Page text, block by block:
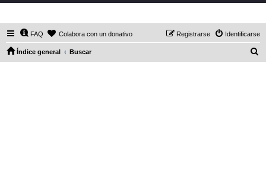
FAQ Colabora con un donativo Identificarse
Registrarse
Índice general Buscar